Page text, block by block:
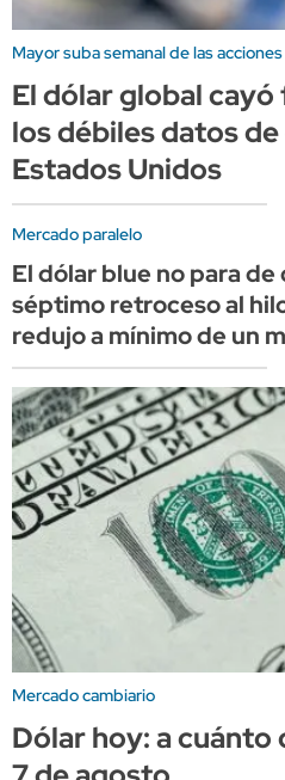
Mayor suba semanal de las
El dólar global
los débiles datos
Estados Unidos
Mercado paralelo
El dólar blue no para de
séptimo retroceso al
redujo a mínimo de un
Mercado cambiario
Dólar hoy: a